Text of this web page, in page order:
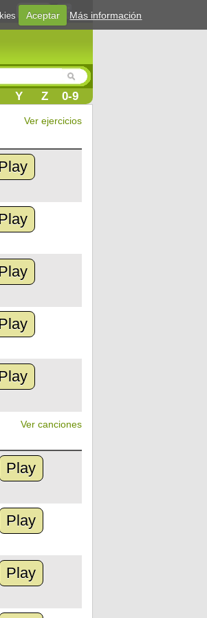
Login
Y Z 0-9
Ver ejercicios
Ver canciones
Play
Play
Play
Aceptar Más información